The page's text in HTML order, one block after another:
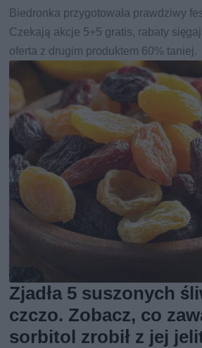
Biedronka przygotowała prawdziwy
Czekają akcje 5+5 gratis, rabaty
oferta z drugim produktem 60% taniej.
Zjadła 5 suszonych
czczo. Zobacz, co
sorbitol zrobił z jej